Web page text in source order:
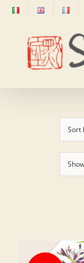
Skip
content
Sort